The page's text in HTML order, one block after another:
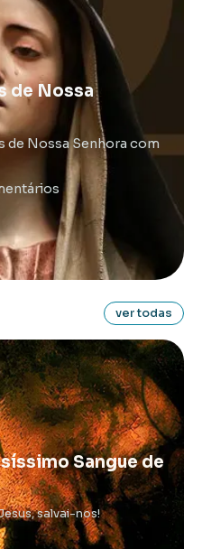
de Nossa
de Nossa Senhora com
ver todas
Sangue de
salvai-nos!